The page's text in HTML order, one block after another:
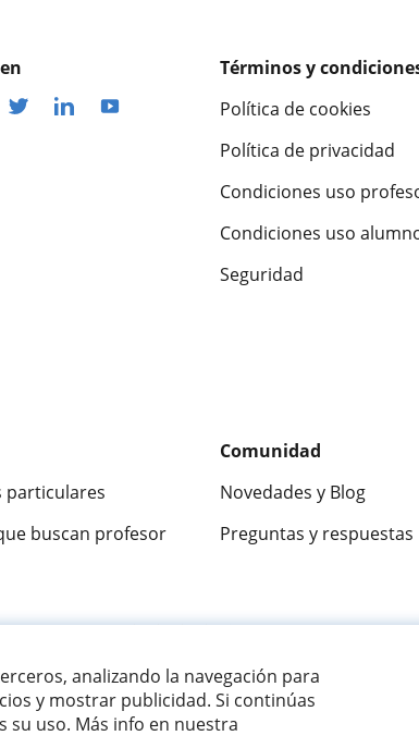
analizando la navegación para
y mostrar publicidad. Si continúas
su uso. Más info en nuestra
Términos y
Política de cookies
Política de privacidad
Condiciones uso
Condiciones uso
Seguridad
particulares
buscan profesor
Comunidad
Novedades y Blog
Preguntas y respuestas
9,5/10 ★★★★★